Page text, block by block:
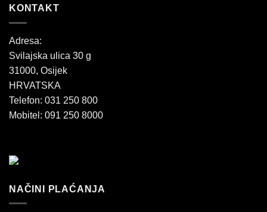
KONTAKT
Adresa:
Svilajska ulica 30 g
31000, Osijek
HRVATSKA
Telefon: 031 250 800
Mobitel: 091 250 8000
NAČINI PLAĆANJA